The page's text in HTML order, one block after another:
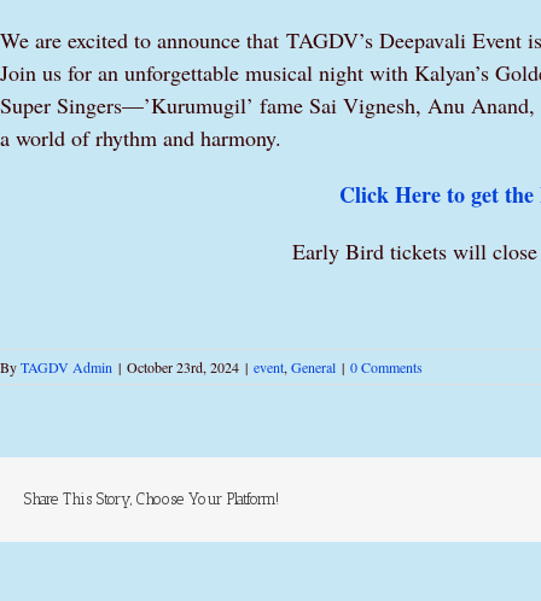
We are excited to announce that TAGDV’s Deepavali Event
Join us for an unforgettable musical night with Kalyan’s
Super Singers—’Kurumugil’ fame Sai Vignesh, Anu
a world of rhythm and harmony.
Click Here to get
Early Bird tickets will
ByTAGDV Admin | October 23rd, 2024 | event, General | 0 Comments
Share This Story, Choose Your Platform!